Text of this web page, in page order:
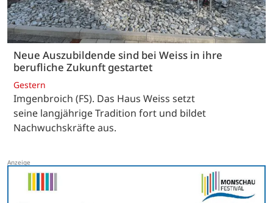
Neue Auszubildende sind bei Weiss in ihre
berufliche Zukunft gestartet
Gestern
Imgenbroich (FS). Das Haus Weiss setzt
seine langjährige Tradition fort und bildet
Nachwuchskräfte aus.